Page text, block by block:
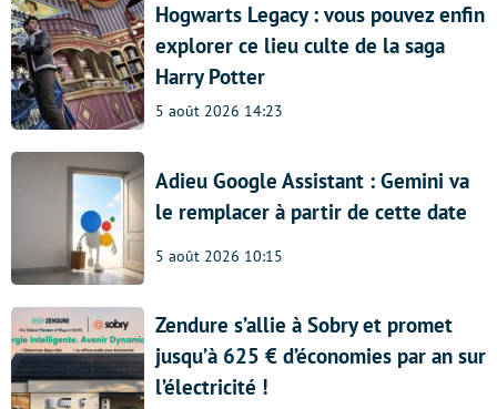
Hogwarts Legacy : vous pouvez enfin
explorer ce lieu culte de la saga
Harry Potter
5 août 2026 14:23
Adieu Google Assistant : Gemini va
le remplacer à partir de cette date
5 août 2026 10:15
Zendure s’allie à Sobry et promet
jusqu’à 625 € d’économies par an sur
l’électricité !